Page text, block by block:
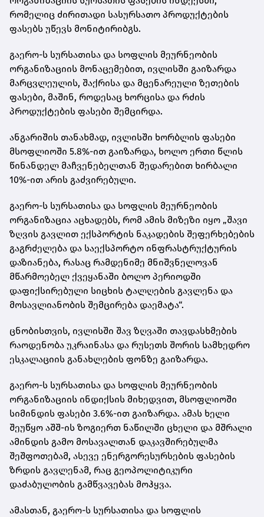
რომელიც ძირითადი სასურსათო პროდუქტების
ფასებს უწევს მონიტირიბგს.
გაერო-ს სურსათისა და სოფლის მეურნეობის
ორგანიზაციის მონაცემებით, ივლისში გაიზარდა
მარცვლეულის, შაქრისა და მცენარეული ზეთების
ფასები, მაშინ, როდესაც ხორცისა და რძის
პროდუქტების ფასები შემცირდა.
ანგარიშის თანახმად, ივლისში ხორბლის ფასები
მსოფლიოში 5.8%-ით გაიზარდა, ხოლო ერთი წლის
წინანდელ მაჩვენებელთან შედარებით ხირბალი
10%-ით არის გაძვირებული.
გაერო-ს სურსათისა და სოფლის მეურნეობის
ორგანიზაცია აცხადებს, რომ ამის მიზეზი იყო „შავი
ზღვის გავლით ექსპორტის ნაკადების შეფერხებების
გაგრძელება და საექსპორტო ინფრასტრუქტურის
დაზიანება, რასაც რამდენიმე მნიშვნელოვან
მწარმოებელ ქვეყანაში ბოლო პერიოდში
დაფიქსირებული სიცხის ტალღების გავლენა და
მოსავლიანობის შემცირება დაემატა“.
ცნობისთვის, ივლისში შავ ზღვაში თავდასხმების
რაოდენობა უკრაინასა და რუსეთს შორის სამხედრო
ესკალაციის განახლების ფონზე გაიზარდა.
გაერო-ს სურსათისა და სოფლის მეურნეობის
ორგანიზაციის ინდიქსის მიხედვით, მსოფლიოში
სიმინდის ფასები 3.6%-ით გაიზარდა. ამას ხელი
შეუწყო აშშ-ის ზოგიერთ ნაწილში ცხელი და მშრალი
ამინდის გამო მოსავალთან დაკავშირებულმა
შეშფოთებამ, ასევე ენერგორესურსების ფასების
ზრდის გავლენამ, რაც გეოპოლიტიკური
დაძაბულობის გამწვავებას მოჰყვა.
ამასთან, გაერო-ს სურსათისა და სოფლის